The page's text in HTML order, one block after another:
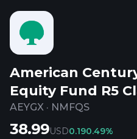
American
Equity Fund R5
AEYGX · NMFQS
38.99USD0.190.49%